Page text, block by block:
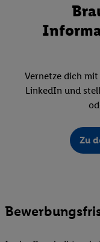
Vernetze dich
LinkedIn und
Zu